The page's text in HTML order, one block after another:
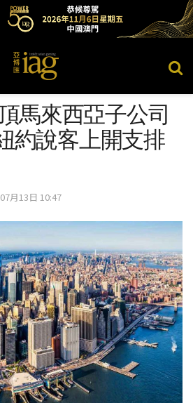
馬來西亞子公司
約說客上開支排
月13日 10:47